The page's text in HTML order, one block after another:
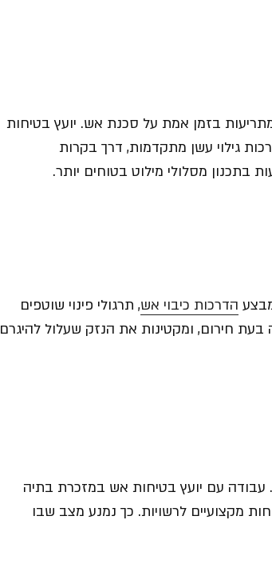
בזמן אמת על סכנת אש. יועץ בטיחות
גילוי עשן מתקדמות, דרך בקרות
בתכנון מסלולי מילוט בטוחים יותר.
הדרכות כיבוי אש, תרגולי פינוי שוטפים
בעת חירום, ומקטינות את הנזק שעלול להיגרם
עם יועץ בטיחות אש במזכרת בתיה
מקצועיים לרשויות. כך נמנע מצב שבו